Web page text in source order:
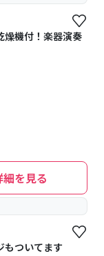
機付！楽器演奏
細を見る
ついてます